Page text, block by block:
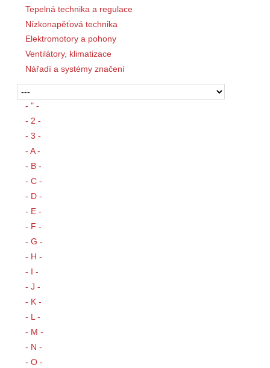
Tepelná technika a regulace
Nízkonapěťová technika
Elektromotory a pohony
Ventilátory, klimatizace
Nářadí a systémy značení
- " -
- 2 -
- 3 -
- A -
- B -
- C -
- D -
- E -
- F -
- G -
- H -
- I -
- J -
- K -
- L -
- M -
- N -
- O -